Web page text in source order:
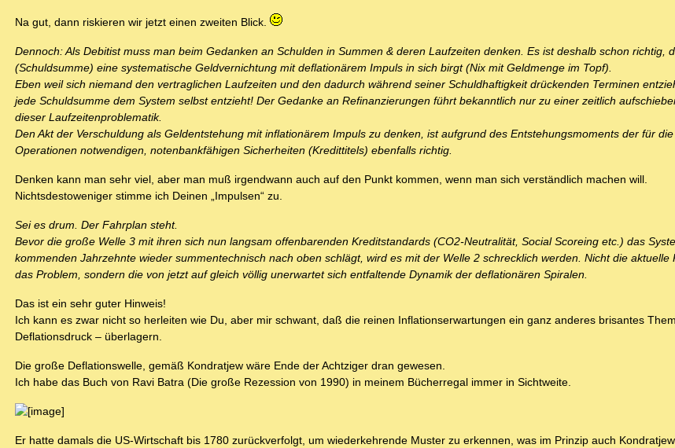
Na gut, dann riskieren wir jetzt einen zweiten Blick.
Dennoch: Als Debitist muss man beim Gedanken an Schulden in Summen & deren Laufzeiten denken. Es ist deshalb schon richtig,
(Schuldsumme) eine systematische Geldvernichtung mit deflationärem Impuls in sich birgt (Nix mit Geldmenge im Topf).
Eben weil sich niemand den vertraglichen Laufzeiten und den dadurch während seiner Schuldhaftigkeit drückenden Terminen
jede Schuldsumme dem System selbst entzieht! Der Gedanke an Refinanzierungen führt bekanntlich nur zu einer zeitlich
dieser Laufzeitenproblematik.
Den Akt der Verschuldung als Geldentstehung mit inflationärem Impuls zu denken, ist aufgrund des Entstehungsmoments der für
Operationen notwendigen, notenbankfähigen Sicherheiten (Kredittitels) ebenfalls richtig.
Denken kann man sehr viel, aber man muß irgendwann auch auf den Punkt kommen, wenn man sich verständlich machen will.
Nichtsdestoweniger stimme ich Deinen „Impulsen“ zu.
Sei es drum. Der Fahrplan steht.
Bevor die große Welle 3 mit ihren sich nun langsam offenbarenden Kreditstandards (CO2-Neutralität, Social Scoreing etc.) das
kommenden Jahrzehnte wieder summentechnisch nach oben schlägt, wird es mit der Welle 2 schrecklich werden. Nicht die aktuelle
das Problem, sondern die von jetzt auf gleich völlig unerwartet sich entfaltende Dynamik der deflationären Spiralen.
Das ist ein sehr guter Hinweis!
Ich kann es zwar nicht so herleiten wie Du, aber mir schwant, daß die reinen Inflationserwartungen ein ganz anderes brisantes
Deflationsdruck – überlagern.
Die große Deflationswelle, gemäß Kondratjew wäre Ende der Achtziger dran gewesen.
Ich habe das Buch von Ravi Batra (Die große Rezession von 1990) in meinem Bücherregal immer in Sichtweite.
Er hatte damals die US-Wirtschaft bis 1780 zurückverfolgt, um wiederkehrende Muster zu erkennen, was im Prinzip auch